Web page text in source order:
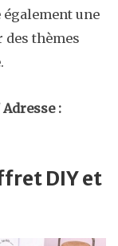
également une
thèmes
:
DIY et